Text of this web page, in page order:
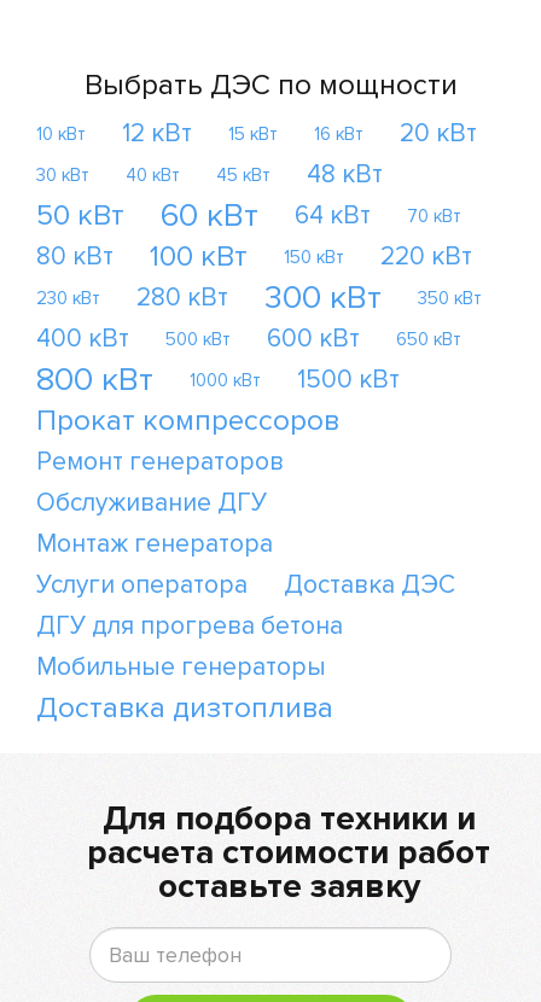
Выбрать ДЭС по мощности
10 кВт 12 кВт 15 кВт 16 кВт 20 кВт
30 кВт 40 кВт 45 кВт 48 кВт
50 кВт 60 кВт 64 кВт 70 кВт
80 кВт 100 кВт 150 кВт 220 кВт
230 кВт 280 кВт 300 кВт 350 кВт
400 кВт 500 кВт 600 кВт 650 кВт
800 кВт 1000 кВт 1500 кВт
Прокат компрессоров
Ремонт генераторов
Обслуживание ДГУ
Монтаж генератора
Услуги оператора
Доставка ДЭС
ДГУ для прогрева бетона
Мобильные генераторы
Доставка дизтоплива
Для подбора техники и
расчета стоимости работ
оставьте заявку